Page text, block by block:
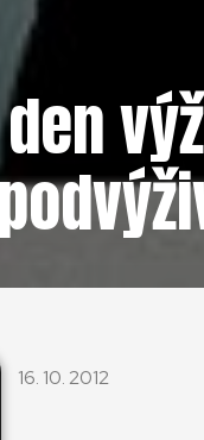
16. 10. 2012